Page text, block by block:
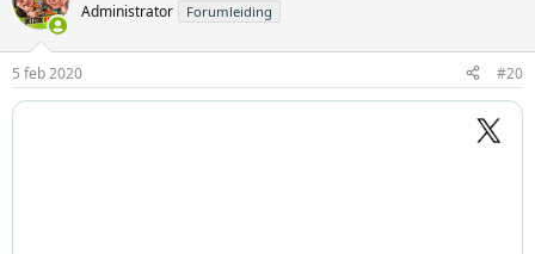
Administrator Forumleiding
5 feb 2020 #20